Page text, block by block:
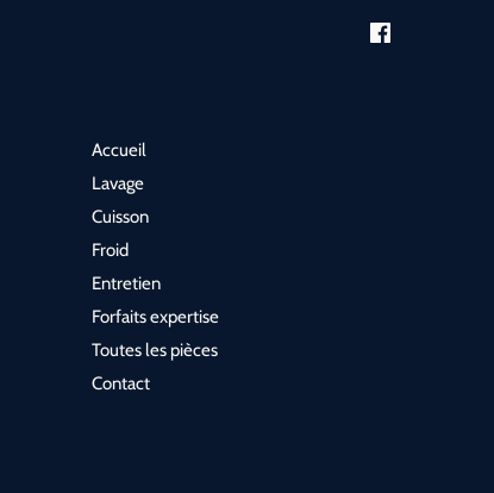
Accueil
Lavage
Cuisson
Froid
Entretien
Forfaits expertise
Toutes les pièces
Contact